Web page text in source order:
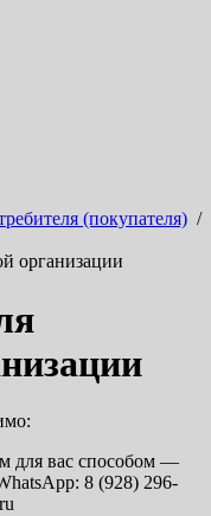
(покупателя) /
организации
для вас способом —
8 (928) 296-